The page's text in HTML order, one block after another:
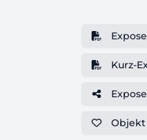
Kurz-
Objekt